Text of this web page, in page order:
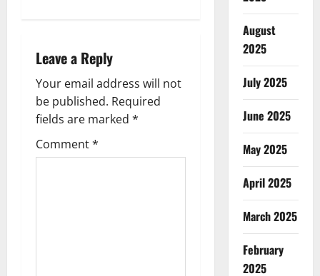
n
v
i
g
a
Leave a Reply
Your email address will not
be published. Required
fields are marked *
Comment*
August
2025
July 2025
June 2025
May 2025
April 2025
March 2025
February
2025